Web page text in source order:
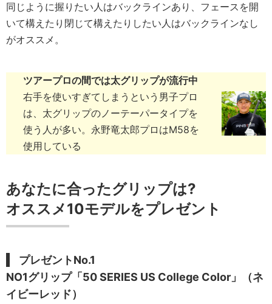
同じように握りたい人はバックラインあり、フェースを開
いて構えたり閉じて構えたりしたい人はバックラインなし
がオススメ。
ツアープロの間では太グリップが流行中
右手を使いすぎてしまうという男子プロ
は、太グリップのノーテーパータイプを
使う人が多い。永野竜太郎プロはM58を
使用している
あなたに合ったグリップは?
オススメ10モデルをプレゼント
プレゼントNo.1
NO1グリップ「50 SERIES US College Color」（ネ
イビーレッド）